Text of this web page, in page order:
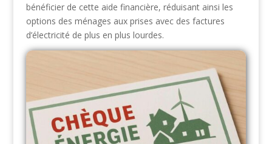
bénéficier de cette aide financière, réduisant ainsi les
options des ménages aux prises avec des factures
d’électricité de plus en plus lourdes.